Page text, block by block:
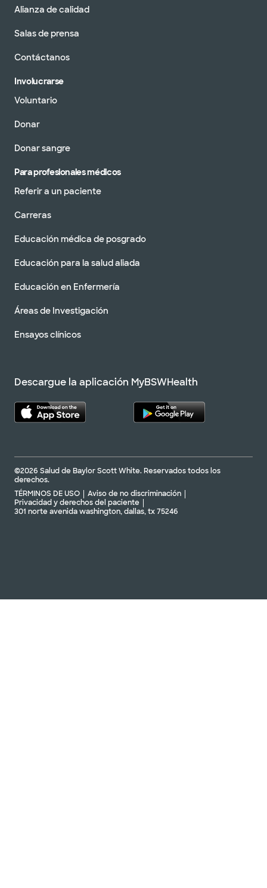
Alianza de calidad
Salas de prensa
Contáctanos
Involucrarse
Voluntario
Donar
Donar sangre
Para profesionales médicos
Referir a un paciente
Carreras
Educación médica de posgrado
Educación para la salud aliada
Educación en Enfermería
Áreas de Investigación
Ensayos clínicos
Descargue la aplicación MyBSWHealth
©2026 Salud de Baylor Scott White. Reservados todos los
derechos.
TÉRMINOS DE USO
Aviso de no discriminación
Privacidad y derechos del paciente
301 norte avenida washington, dallas, tx 75246